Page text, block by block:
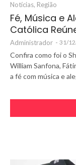
Notícias, Região
Fé, Música e
Católica
Administrador - 31/
Confira como foi o
William Sanfona,
a fé com música e